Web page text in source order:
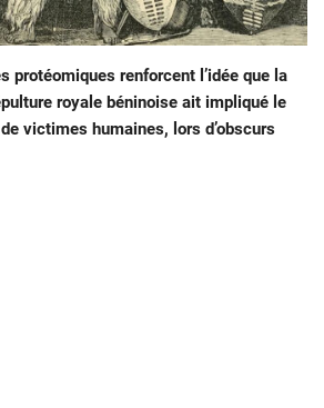
protéomiques renforcent l’idée que la
royale béninoise ait impliqué le
victimes humaines, lors d’obscurs